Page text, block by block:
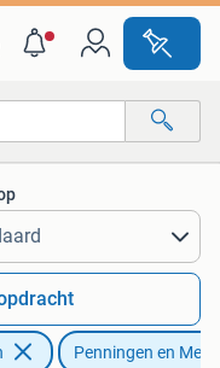
Penningen en